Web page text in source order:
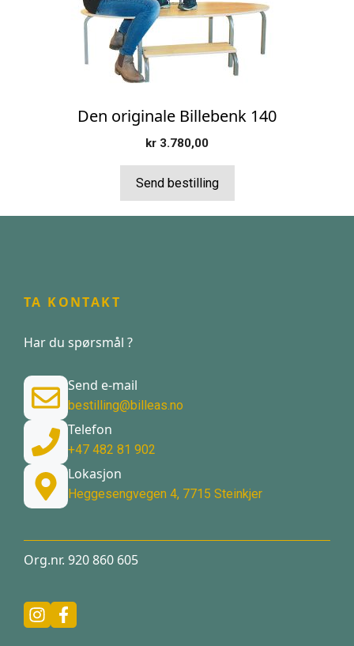
Den originale Billebenk 140
kr 3.780,00
Send bestilling
TA KONTAKT
Har du spørsmål ?
Send e-mail
bestilling@billeas.no
Telefon
+47 482 81 902
Lokasjon
Heggesengvegen 4, 7715 Steinkjer
Org.nr. 920 860 605